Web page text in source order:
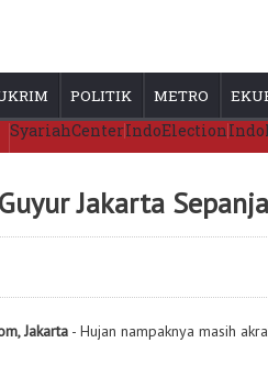
POLITIK METRO
SyariahCenterIndoElection
Jakarta
Jakarta - Hujan nampaknya masih